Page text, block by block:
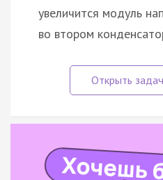
увеличится модуль
во втором